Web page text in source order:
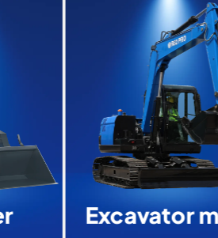
Excavator